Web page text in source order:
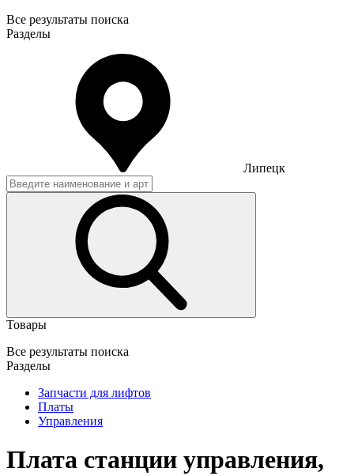
Все результаты поиска
Разделы
Липецк
Товары
Все результаты поиска
Разделы
Запчасти для лифтов
Платы
Управления
Плата станции управления,